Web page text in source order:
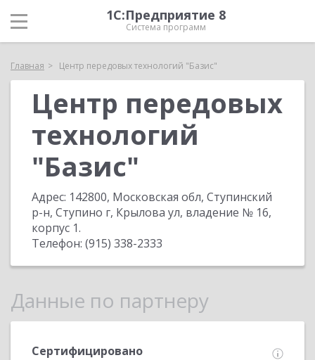
1С:Предприятие 8
Система программ
Главная Центр передовых технологий "Базис"
Центр передовых
технологий
"Базис"
Адрес: 142800, Московская обл, Ступинский
р-н, Ступино г, Крылова ул, владение № 16,
корпус 1.
Телефон: (915) 338-2333
Данные по партнеру
Сертифицировано